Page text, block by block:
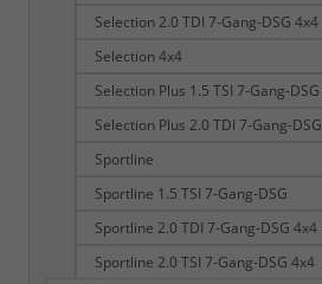
Selection 2.0 TDI 7-Gang-DSG 4x4
Selection 4x4
Selection Plus 1.5 TSI 7-Gang-DSG
Selection Plus 2.0 TDI 7-Gang-DSG
Sportline
Sportline 1.5 TSI 7-Gang-DSG
Sportline 2.0 TDI 7-Gang-DSG 4x4
Sportline 2.0 TSI 7-Gang-DSG 4x4